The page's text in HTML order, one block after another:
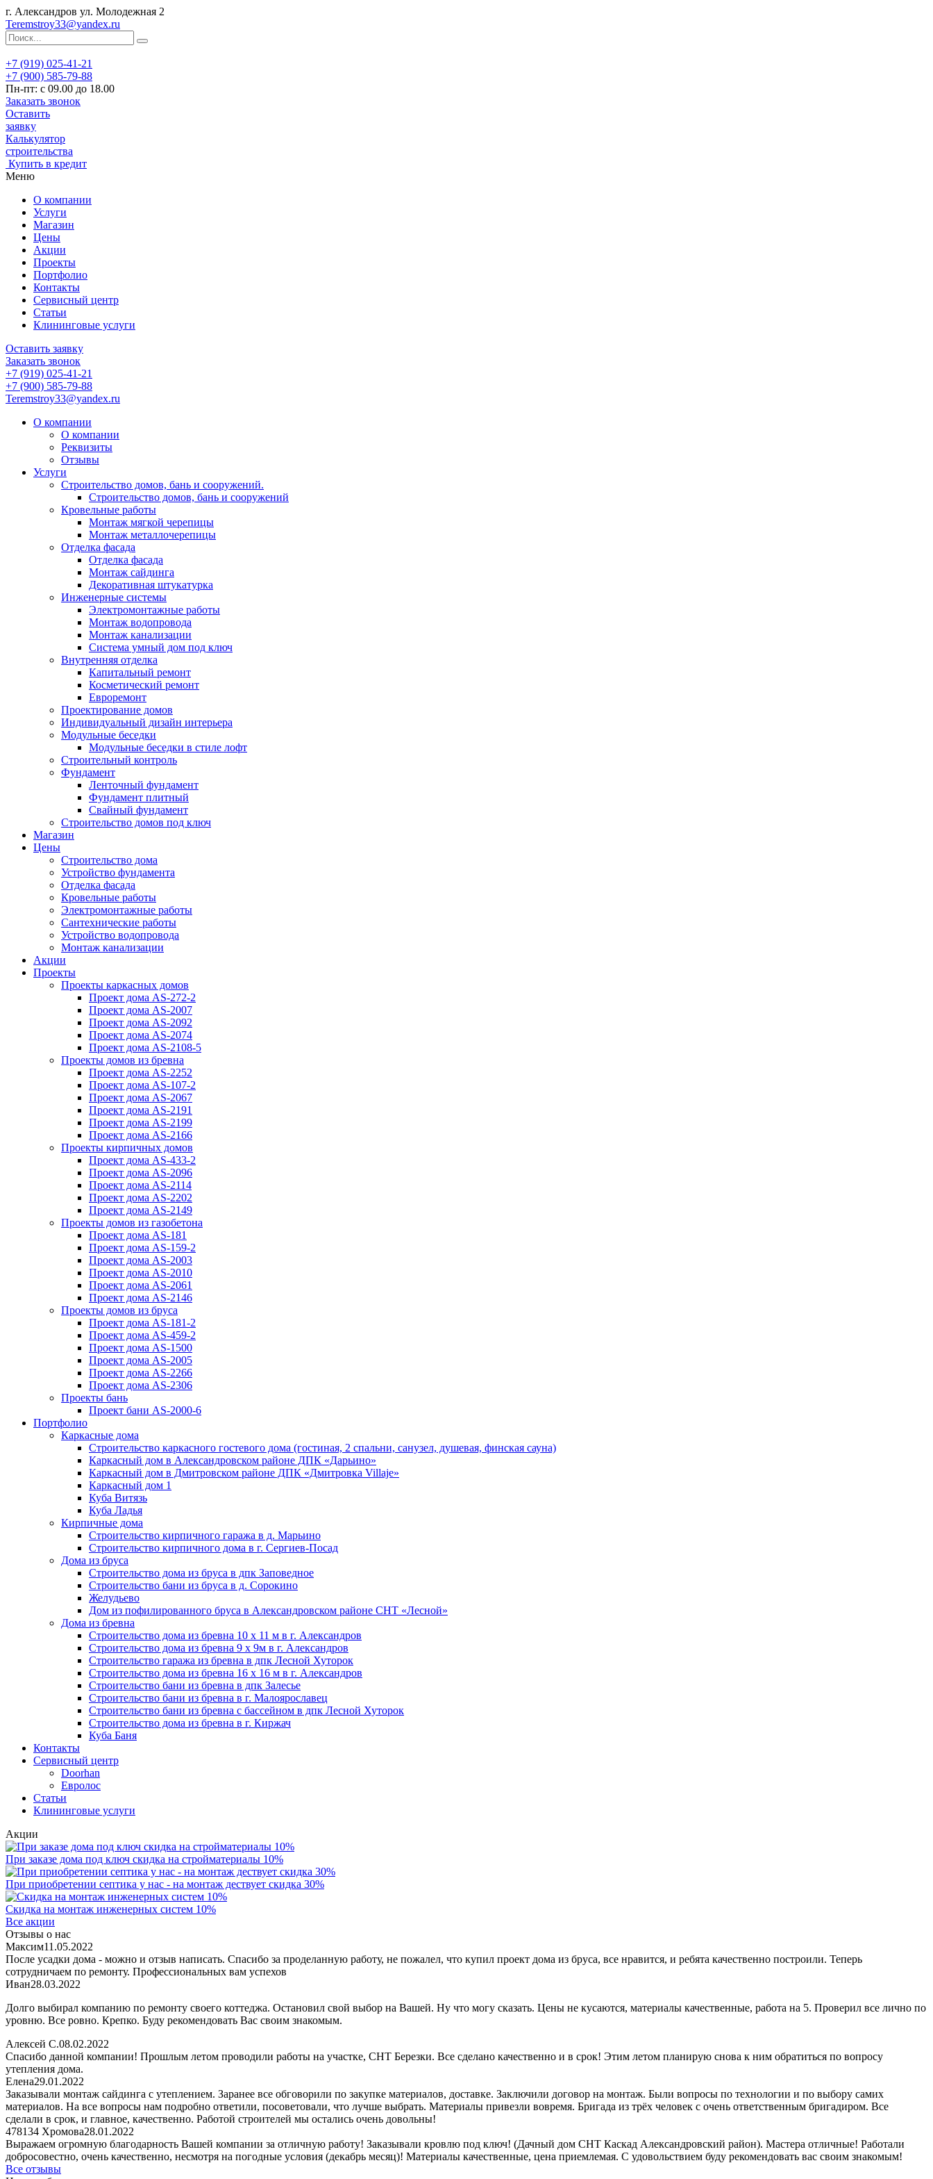
г. Александров ул. Молодежная 2
Teremstroy33@yandex.ru
+7 (919) 025-41-21
+7 (900) 585-79-88
Пн-пт: с 09.00 до 18.00
Заказать звонок
Оставить
заявку
Калькулятор
строительства
Купить в кредит
Меню
О компании
Услуги
Магазин
Цены
Акции
Проекты
Портфолио
Контакты
Сервисный центр
Статьи
Клининговые услуги
Оставить заявку
Заказать звонок
+7 (919) 025-41-21
+7 (900) 585-79-88
Teremstroy33@yandex.ru
О компании
О компании
Реквизиты
Отзывы
Услуги
Строительство домов, бань и сооружений.
Строительство домов, бань и сооружений
Кровельные работы
Монтаж мягкой черепицы
Монтаж металлочерепицы
Отделка фасада
Отделка фасада
Монтаж сайдинга
Декоративная штукатурка
Инженерные системы
Электромонтажные работы
Монтаж водопровода
Монтаж канализации
Система умный дом под ключ
Внутренняя отделка
Капитальный ремонт
Косметический ремонт
Евроремонт
Проектирование домов
Индивидуальный дизайн интерьера
Модульные беседки
Модульные беседки в стиле лофт
Строительный контроль
Фундамент
Ленточный фундамент
Фундамент плитный
Свайный фундамент
Строительство домов под ключ
Магазин
Цены
Строительство дома
Устройство фундамента
Отделка фасада
Кровельные работы
Электромонтажные работы
Сантехнические работы
Устройство водопровода
Монтаж канализации
Акции
Проекты
Проекты каркасных домов
Проект дома AS-272-2
Проект дома AS-2007
Проект дома AS-2092
Проект дома AS-2074
Проект дома AS-2108-5
Проекты домов из бревна
Проект дома AS-2252
Проект дома AS-107-2
Проект дома AS-2067
Проект дома AS-2191
Проект дома AS-2199
Проект дома AS-2166
Проекты кирпичных домов
Проект дома AS-433-2
Проект дома AS-2096
Проект дома AS-2114
Проект дома AS-2202
Проект дома AS-2149
Проекты домов из газобетона
Проект дома AS-181
Проект дома AS-159-2
Проект дома AS-2003
Проект дома AS-2010
Проект дома AS-2061
Проект дома AS-2146
Проекты домов из бруса
Проект дома AS-181-2
Проект дома AS-459-2
Проект дома AS-1500
Проект дома AS-2005
Проект дома AS-2266
Проект дома AS-2306
Проекты бань
Проект бани AS-2000-6
Портфолио
Каркасные дома
Строительство каркасного гостевого дома (гостиная, 2 спальни, санузел, душевая, финская сауна)
Каркасный дом в Александровском районе ДПК «Дарьино»
Каркасный дом в Дмитровском районе ДПК «Дмитровка Villaje»
Каркасный дом 1
Куба Витязь
Куба Ладья
Кирпичные дома
Строительство кирпичного гаража в д. Марьино
Строительство кирпичного дома в г. Сергиев-Посад
Дома из бруса
Строительство дома из бруса в дпк Заповедное
Строительство бани из бруса в д. Сорокино
Желудьево
Дом из пофилированного бруса в Александровском районе СНТ «Лесной»
Дома из бревна
Строительство дома из бревна 10 х 11 м в г. Александров
Строительство дома из бревна 9 х 9м в г. Александров
Строительство гаража из бревна в дпк Лесной Хуторок
Строительство дома из бревна 16 х 16 м в г. Александров
Строительство бани из бревна в дпк Залесье
Строительство бани из бревна в г. Малоярославец
Строительство бани из бревна с бассейном в дпк Лесной Хуторок
Строительство дома из бревна в г. Киржач
Куба Баня
Контакты
Сервисный центр
Doorhan
Евролос
Статьи
Клининговые услуги
Акции
При заказе дома под ключ скидка на стройматериалы 10%
При приобретении септика у нас - на монтаж дествует скидка 30%
Скидка на монтаж инженерных систем 10%
Все акции
Отзывы о нас
Максим11.05.2022
После усадки дома - можно и отзыв написать. Спасибо за проделанную работу, не пожалел, что купил проект дома из бруса, все нравится, и ребята качественно построили. Теперь
сотрудничаем по ремонту. Профессиональных вам успехов
Иван28.03.2022
Долго выбирал компанию по ремонту своего коттеджа. Остановил свой выбор на Вашей. Ну что могу сказать. Цены не кусаются, материалы качественные, работа на 5. Проверил все лично по
уровню. Все ровно. Крепко. Буду рекомендовать Вас своим знакомым.
Алексей С.08.02.2022
Спасибо данной компании! Прошлым летом проводили работы на участке, СНТ Березки. Все сделано качественно и в срок! Этим летом планирую снова к ним обратиться по вопросу
утепления дома.
Елена29.01.2022
Заказывали монтаж сайдинга с утеплением. Заранее все обговорили по закупке материалов, доставке. Заключили договор на монтаж. Были вопросы по технологии и по выбору самих
материалов. На все вопросы нам подробно ответили, посоветовали, что лучше выбрать. Материалы привезли вовремя. Бригада из трёх человек с очень ответственным бригадиром. Все
сделали в срок, и главное, качественно. Работой строителей мы остались очень довольны!
478134 Хромова28.01.2022
Выражаем огромную благодарность Вашей компании за отличную работу! Заказывали кровлю под ключ! (Дачный дом СНТ Каскад Александровский район). Мастера отличные! Работали
добросовестно, очень качественно, несмотря на погодные условия (декабрь месяц)! Материалы качественные, цена приемлемая. С удовольствием буду рекомендовать вас своим знакомым!
Все отзывы